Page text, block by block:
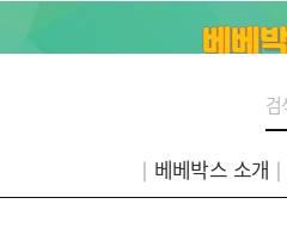
│베베박스 소개│